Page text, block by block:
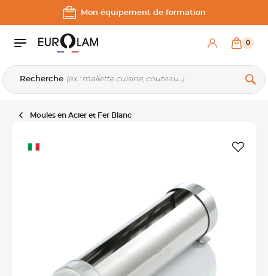
Aller au contenu
Aller à la navigation principale
Mon équipement de formation
Recherche
0
Moules en Acier et Fer Blanc